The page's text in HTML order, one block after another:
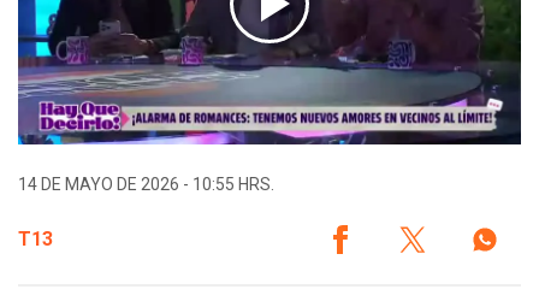
14 DE MAYO DE 2026 - 10:55 HRS.
T13